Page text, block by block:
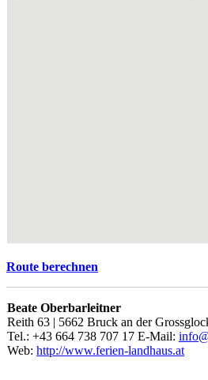
Route berechnen
Beate Oberbarleitner
Reith 63 | 5662 Bruck an der
Tel.: +43 664 738 707 17 E-Mail:
Web: http://www.ferien-landhaus.at